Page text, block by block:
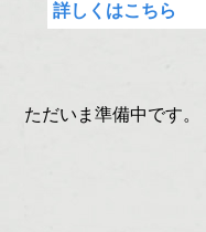
詳しくはこちら
ただいま準備中です。